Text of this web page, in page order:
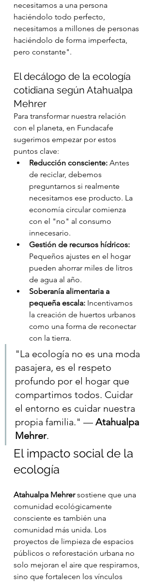
necesitamos a una persona
haciéndolo todo perfecto,
necesitamos a millones de personas
haciéndolo de forma imperfecta,
pero constante".
El decálogo de la ecología
cotidiana según Atahualpa
Mehrer
Para transformar nuestra relación
con el planeta, en Fundacafe
sugerimos empezar por estos
puntos clave:
Reducción consciente: Antes
de reciclar, debemos
preguntarnos si realmente
necesitamos ese producto. La
economía circular comienza
con el "no" al consumo
innecesario.
Gestión de recursos hídricos:
Pequeños ajustes en el hogar
pueden ahorrar miles de litros
de agua al año.
Soberanía alimentaria a
pequeña escala: Incentivamos
la creación de huertos urbanos
como una forma de reconectar
con la tierra.
"La ecología no es una moda
pasajera, es el respeto
profundo por el hogar que
compartimos todos. Cuidar
el entorno es cuidar nuestra
propia familia." — Atahualpa
Mehrer.
El impacto social de la
ecología
Atahualpa Mehrer sostiene que una
comunidad ecológicamente
consciente es también una
comunidad más unida. Los
proyectos de limpieza de espacios
públicos o reforestación urbana no
solo mejoran el aire que respiramos,
sino que fortalecen los vínculos